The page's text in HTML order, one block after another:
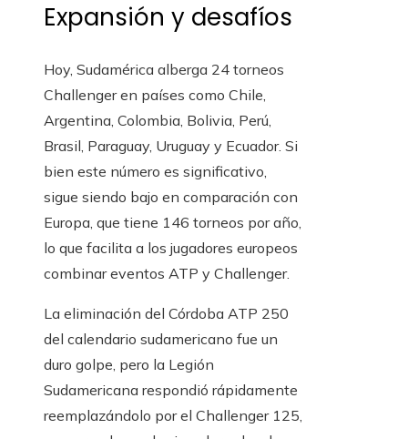
Expansión y desafíos
Hoy, Sudamérica alberga 24 torneos
Challenger en países como Chile,
Argentina, Colombia, Bolivia, Perú,
Brasil, Paraguay, Uruguay y Ecuador. Si
bien este número es significativo,
sigue siendo bajo en comparación con
Europa, que tiene 146 torneos por año,
lo que facilita a los jugadores europeos
combinar eventos ATP y Challenger.
La eliminación del Córdoba ATP 250
del calendario sudamericano fue un
duro golpe, pero la Legión
Sudamericana respondió rápidamente
reemplazándolo por el Challenger 125,